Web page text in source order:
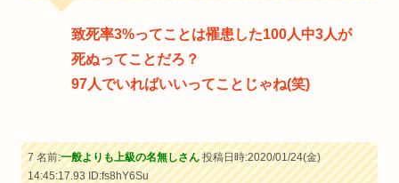
致死率3%ってことは罹患した100人中3人が
死ぬってことだろ？
97人でいればいいってことじゃね(笑)
7 名前:一般よりも上級の名無しさん投稿日時:2020/01/24(金)
14:45:17.93ID:fs8hY6Su